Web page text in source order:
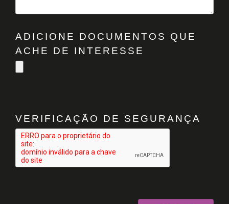
ADICIONE DOCUMENTOS QUE
ACHE DE INTERESSE
VERIFICAÇÃO DE SEGURANÇA